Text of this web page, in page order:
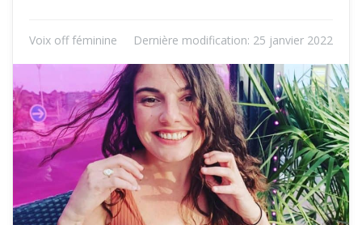
Voix off féminine Dernière modification: 25 janvier 2022